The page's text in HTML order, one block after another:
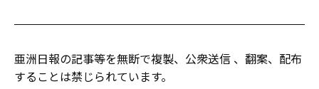
亜洲日報の記事等を無断で複製、公衆送信 、翻案、配布
することは禁じられています。